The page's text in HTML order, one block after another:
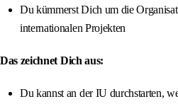
Du kümmerst Dich um die
internationalen Projekten
Das zeichnet Dich aus:
Du kannst an der IU durchstarten,